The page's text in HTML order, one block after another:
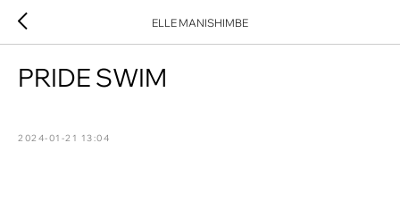
ELLE MANISHIMBE
PRIDE SWIM
2024-01-21 13:04